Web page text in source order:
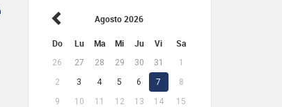
Agosto 2026
Do Lu Ma Mi Ju Vi Sa
26 27 28 29 30 31
1
2
3 4 5 6 7
8
9
10 11 12 13 14
15